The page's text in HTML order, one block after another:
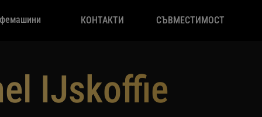
КОНТАКТИ СЪВМЕСТИМОСТ
IJskoffie